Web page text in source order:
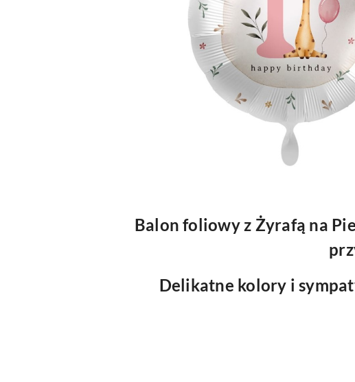
Balon foliowy z Żyrafą na
Delikatne kolory i